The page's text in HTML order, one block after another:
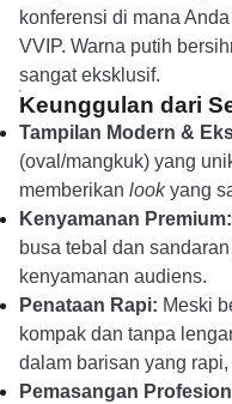
konferensi di mana
VVIP. Warna putih
sangat eksklusif.
Keunggulan dari
Tampilan Modern &
(oval/mangkuk) yang
memberikan lookyang
Kenyamanan Premium:
busa tebal dan
kenyamanan audiens.
Penataan Rapi: Meski
kompak dan tanpa
dalam barisan yang
Pemasangan